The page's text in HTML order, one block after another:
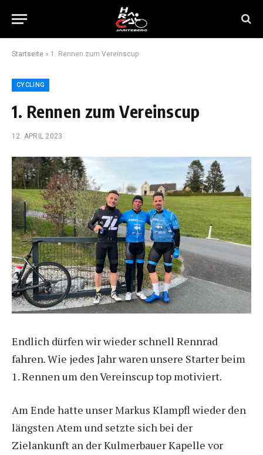
Startseite » 1. Rennen zum Vereinscup
CYCLING
1. Rennen zum Vereinscup
12. APRIL 2023
Endlich dürfen wir wieder schnell Rennrad
fahren. Wie jedes Jahr waren unsere Starter beim
1. Rennen um den Vereinscup top motiviert.
Am Ende hatte unser Markus Klampfl wieder den
längsten Atem und setzte sich bei der
Zielankunft an der Kulmerbauer Kapelle vor